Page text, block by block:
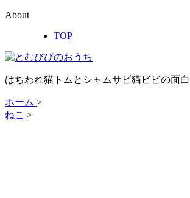
About
TOP
はちわれ猫トムとシャムサビ猫ビビの面
ホーム >
ねこ >